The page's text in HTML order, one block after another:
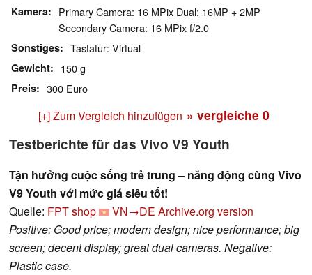
Kamera
Primary Camera: 16 MPix Dual: 16MP + 2MP
Secondary Camera: 16 MPix f/2.0
Sonstiges Tastatur: Virtual
Gewicht 150 g
Preis 300 Euro
[+] Zum Vergleich hinzufügen » vergleiche 0
Testberichte für das Vivo V9 Youth
Tận hưởng cuộc sống trẻ trung – năng động cùng Vivo
V9 Youth với mức giá siêu tốt!
Quelle: FPT shop VN→DE Archive.org version
Positive: Good price; modern design; nice performance; big
screen; decent display; great dual cameras. Negative:
Plastic case.